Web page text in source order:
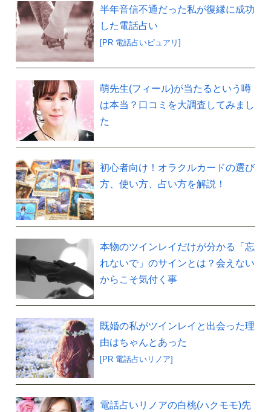
半年音信不通だった私が復縁に成功
した電話占い
[PR 電話占いピュアリ]
萌先生(フィール)が当たるという噂
は本当？口コミを大調査してみまし
た
初心者向け！オラクルカードの選び
方、使い方、占い方を解説！
本物のツインレイだけが分かる「忘
れないで」のサインとは？会えない
からこそ気付く事
既婚の私がツインレイと出会った理
由はちゃんとあった
[PR 電話占いリノア]
電話占いリノアの白桃(ハクモモ)先